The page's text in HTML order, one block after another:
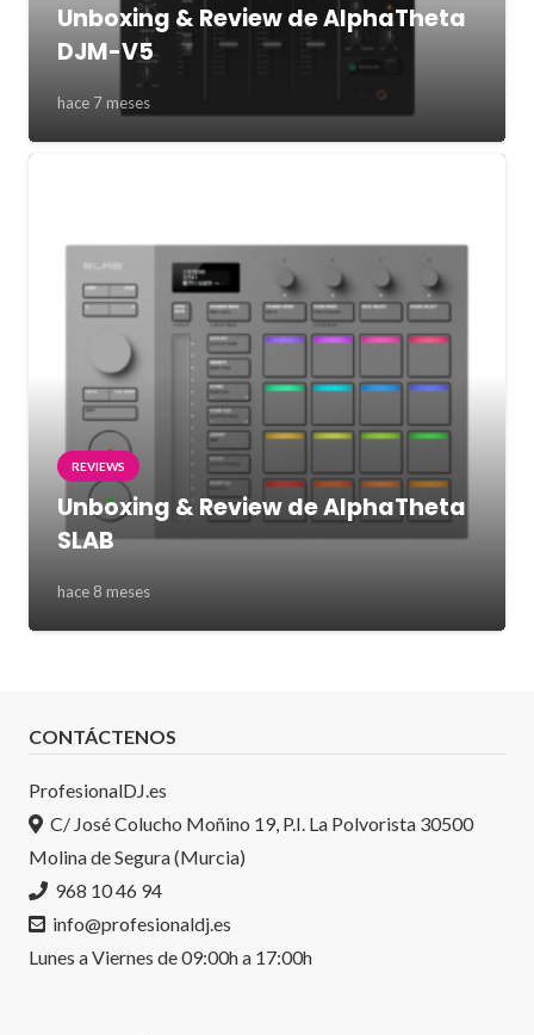
Unboxing & Review de AlphaTheta
DJM-V5
hace 7 meses
REVIEWS
Unboxing & Review de AlphaTheta
SLAB
hace 8 meses
CONTÁCTENOS
ProfesionalDJ.es
C/ José Colucho Moñino 19, P.I. La Polvorista 30500
Molina de Segura (Murcia)
968 10 46 94
info@profesionaldj.es
Lunes a Viernes de 09:00h a 17:00h